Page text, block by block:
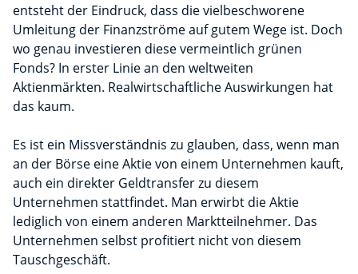
entsteht der Eindruck, dass die vielbeschworene
Umleitung der Finanzströme auf gutem Wege ist. Doch
wo genau investieren diese vermeintlich grünen
Fonds? In erster Linie an den weltweiten
Aktienmärkten. Realwirtschaftliche Auswirkungen hat
das kaum.
Es ist ein Missverständnis zu glauben, dass, wenn man
an der Börse eine Aktie von einem Unternehmen kauft,
auch ein direkter Geldtransfer zu diesem
Unternehmen stattfindet. Man erwirbt die Aktie
lediglich von einem anderen Marktteilnehmer. Das
Unternehmen selbst profitiert nicht von diesem
Tauschgeschäft.